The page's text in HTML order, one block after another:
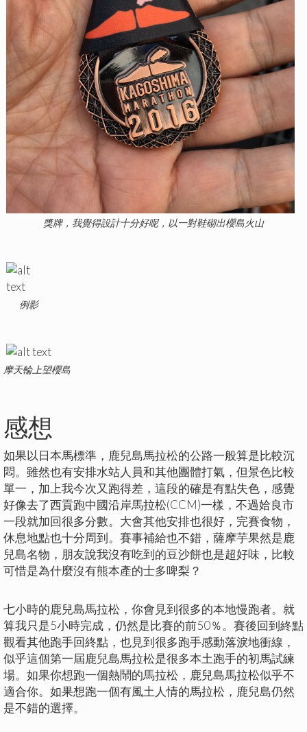
獎牌，我覺得設計十分好呢，以一對鞋砌出櫻島火山
例影
摩天輪上望櫻島
感想
如果以日本馬標準，鹿兒島馬拉松的公路一般算是比較沉
悶。雖然也有安排水站人員和其他團體打氣，但景色比較
單一，加上我今次又跑得差，這段的確是有點失色，感覺
好像去了西貢跑中國沿岸馬拉松(CCM)一樣，不過姶良市
一段就加回很多分數。大會其他安排也很好，完賽食物，
休息地點也十分周到。賽事補給也不錯，薩摩芋果然是鹿
兒島名物，朋友說我沒有吃到的豆沙餅也是超好味，比較
可惜是為什麼沒有熊本產的士多啤梨？
七小時的鹿兒島馬拉松，你會見到很多的本地慢跑者。就
算我只是5小時完成，仍然是比賽的前50％。賽後回到終點
觀看其他跑手回終點，也見到很多跑手感動落淚地衝線，
似乎這個第一屆鹿兒島馬拉松是很多本土跑手的初馬試練
場。如果你想跑一個熱鬧的馬拉松，鹿兒島馬拉松似乎不
適合你。如果想跑一個有風土人情的馬拉松，鹿兒島仍然
是不錯的選擇。